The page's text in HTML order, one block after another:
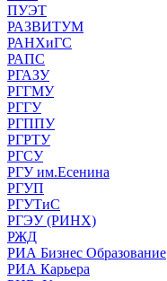
ПУЭТ
РАЗВИТУМ
РАНХиГС
РАПС
РГАЗУ
РГГМУ
РГГУ
РГППУ
РГРТУ
РГСУ
РГУ им.Есенина
РГУП
РГУТиС
РГЭУ (РИНХ)
РЖД
РИА Бизнес Образование
РИА Карьера